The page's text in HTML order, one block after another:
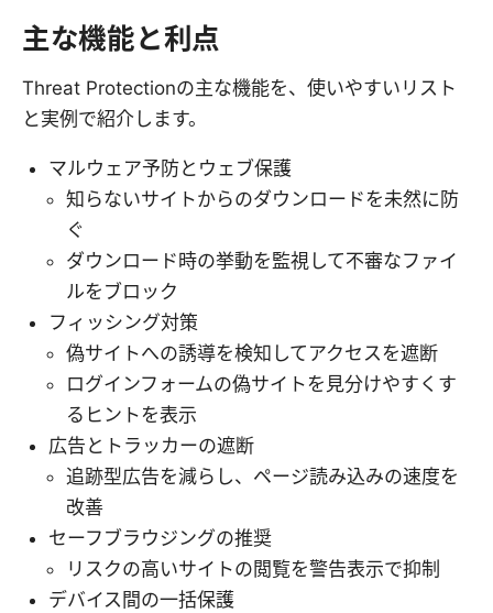
主な機能と利点
Threat Protectionの主な機能を、使いやすいリスト
と実例で紹介します。
マルウェア予防とウェブ保護
知らないサイトからのダウンロードを未然に防
ぐ
ダウンロード時の挙動を監視して不審なファイ
ルをブロック
フィッシング対策
偽サイトへの誘導を検知してアクセスを遮断
ログインフォームの偽サイトを見分けやすくす
るヒントを表示
広告とトラッカーの遮断
追跡型広告を減らし、ページ読み込みの速度を
改善
セーフブラウジングの推奨
リスクの高いサイトの閲覧を警告表示で抑制
デバイス間の一括保護